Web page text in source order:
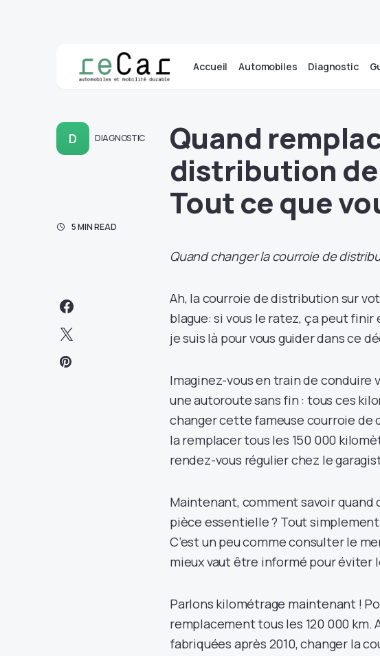
Accueil Automobiles Diagnostic
D DIAGNOSTIC
5 MIN READ
Quand
distribution de
Tout ce que
Quand changer la courroie de
Ah, la courroie de distribution sur
blague: si vous le ratez, ça peut
je suis là pour vous guider dans ce
Imaginez-vous en train de conduire
une autoroute sans fin : tous ces
changer cette fameuse courroie de
la remplacer tous les 150 000
rendez-vous régulier chez le
Maintenant, comment savoir
pièce essentielle ? Tout
C’est un peu comme consulter le
mieux vaut être informé pour éviter
Parlons kilométrage maintenant !
remplacement tous les 120 000 km.
fabriquées après 2010, changer la